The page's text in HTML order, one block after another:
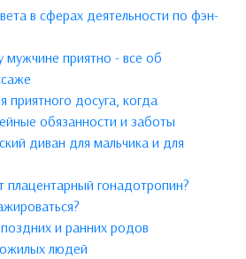
в сферах деятельности по фэн-
приятно - все об
приятного досуга, когда
обязанности и заботы
диван для мальчика и для
плацентарный гонадотропин?
и ранних родов
людей